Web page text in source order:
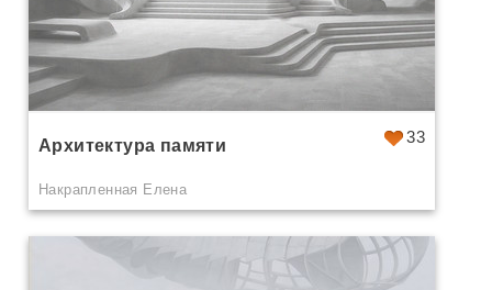
33
Архитектура памяти
Накрапленная Елена